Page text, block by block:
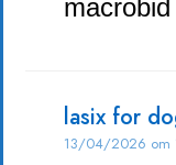
lasix for
13/04/2026 om